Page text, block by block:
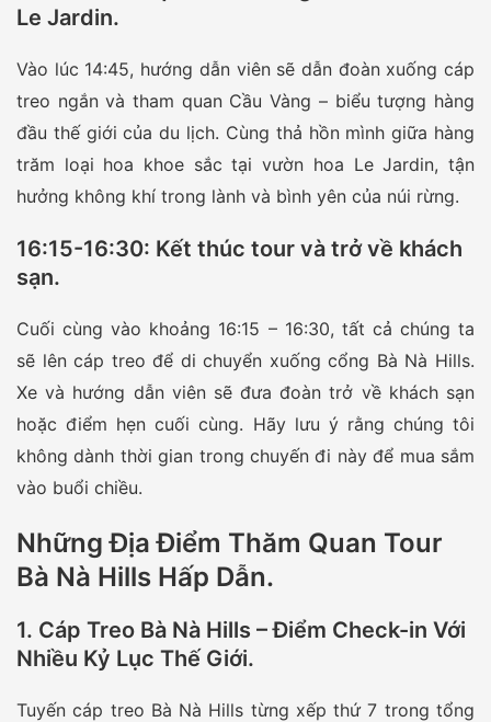
Le Jardin.
Vào lúc 14:45, hướng dẫn viên sẽ dẫn đoàn xuống cáp
treo ngắn và tham quan Cầu Vàng – biểu tượng hàng
đầu thế giới của du lịch. Cùng thả hồn mình giữa hàng
trăm loại hoa khoe sắc tại vườn hoa Le Jardin, tận
hưởng không khí trong lành và bình yên của núi rừng.
16:15-16:30: Kết thúc tour và trở về khách
sạn.
Cuối cùng vào khoảng 16:15 – 16:30, tất cả chúng ta
sẽ lên cáp treo để di chuyển xuống cổng Bà Nà Hills.
Xe và hướng dẫn viên sẽ đưa đoàn trở về khách sạn
hoặc điểm hẹn cuối cùng. Hãy lưu ý rằng chúng tôi
không dành thời gian trong chuyến đi này để mua sắm
vào buổi chiều.
Những Địa Điểm Thăm Quan Tour
Bà Nà Hills Hấp Dẫn.
1. Cáp Treo Bà Nà Hills – Điểm Check-in Với
Nhiều Kỷ Lục Thế Giới.
Tuyến cáp treo Bà Nà Hills từng xếp thứ 7 trong tổng